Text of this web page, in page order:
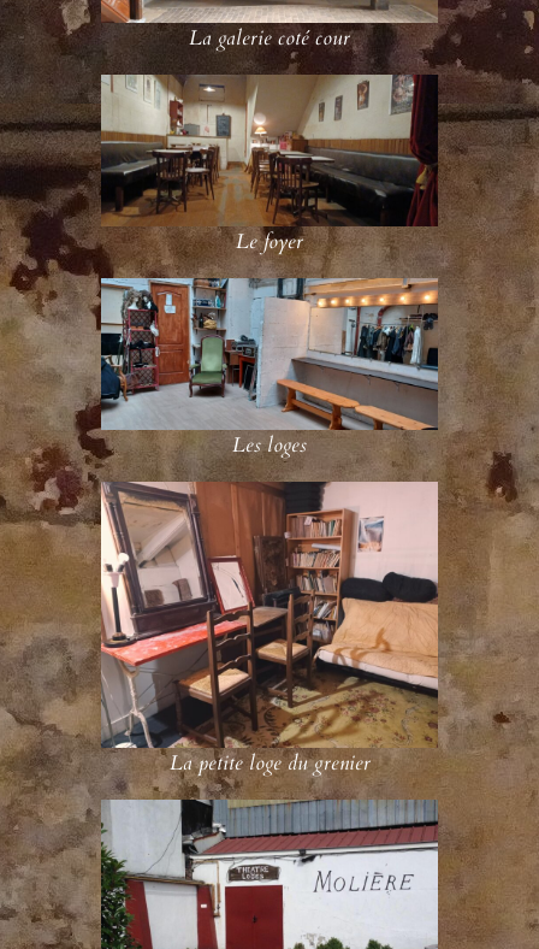
La galerie coté cour
Le foyer
Les loges
La petite loge du grenier